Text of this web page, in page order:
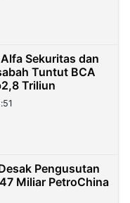
Sekuritas dan
Tuntut BCA
Triliun
Pengusutan
Miliar PetroChina